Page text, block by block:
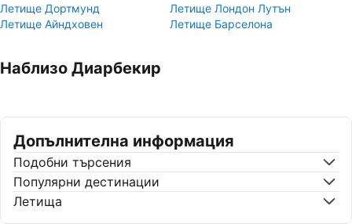
Летище Дортмунд
Летище Лондон Лутън
Летище Айндховен
Летище Барселона
Наблизо Диарбекир
Допълнителна информация
Подобни търсения
Популярни дестинации
Летища